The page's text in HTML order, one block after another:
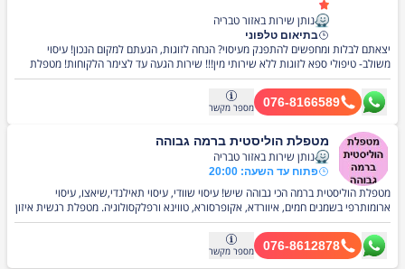
נותן שירות באזור טבריה
בתיאום טלפוני
יצאתם לבלות ומחפשים להתפנק מעיסוי? הנחה לזוגות, הגעתם למקום הנכון! עיסוי
משולב- טיפולי ספא לזוגות ללא שירותי מין!!! שירות הגעה עד לצימר הלקוחות! מטפלת
מוסמכת, מומחית בעיסוי זוגי הוליסטי, טיפולי רפלקסולוגיה, שיאצו, עיסוי רפואי משולב
שירות מיוחד לכל לקוח , מחירים משתלמים . תהנו מחוויוה מרגיעה. מחכה לכם! הטיפול ללא
מין! חייגו כעת! ל-0768166589
076-8166589 מספר מקשר
מטפלת הוליסטית ברמה גבוהה
נותן שירות באזור טבריה
פתוח עד השעה: 20:00
מטפלת הוליסטית ברמה הכי גבוהה שיש! עיסוי שוודי, עיסוי תאילנדי,שיאצו, עיסוי
ארומותרפי בשמנים חמים, איוורדא, אקופרסורא, טווינא ורפלקסולוגיה. מטפלת רגשית איזון
אנרגטי בקנסיולוגיה מקשיבה לתדרים האנרגטים של המטופל. מטפלת ריגשית מיוחדת
במינה!!
076-8612878 מספר מקשר